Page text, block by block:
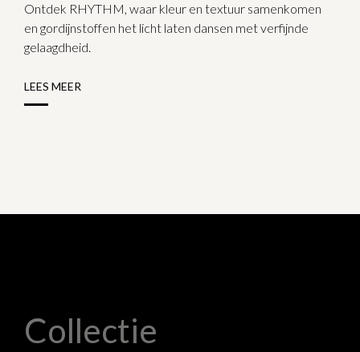
Ontdek RHYTHM, waar kleur en textuur samenkomen
en gordijnstoffen het licht laten dansen met verfijnde
gelaagdheid.
LEES MEER
Collectie